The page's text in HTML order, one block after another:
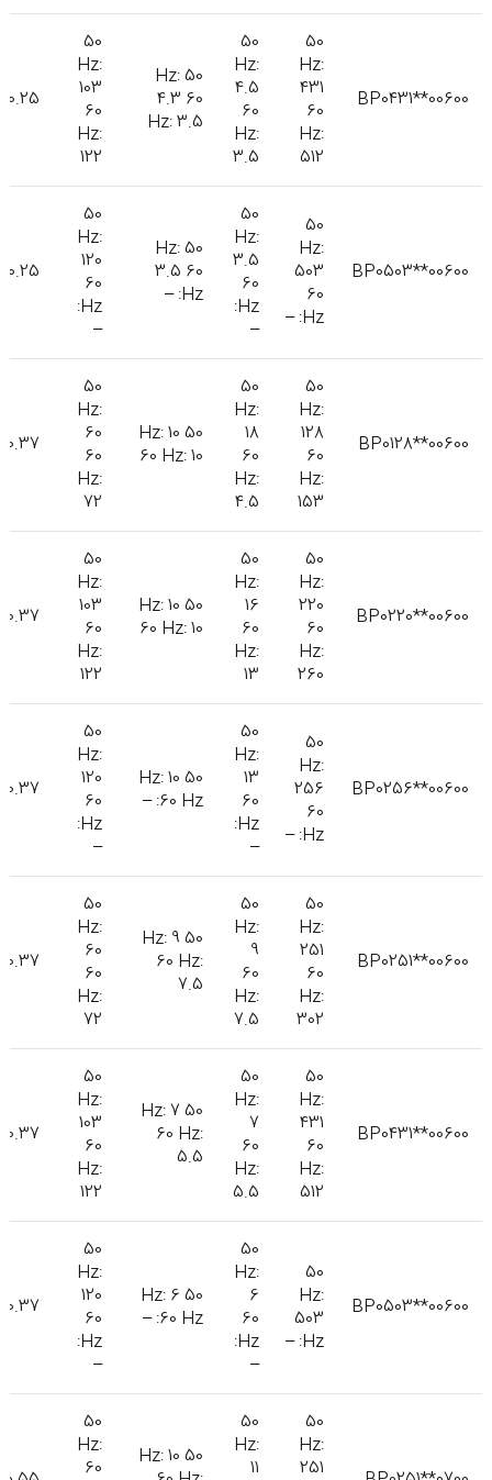
BP0431**00600
50
Hz:
431
60
Hz:
512
50
Hz:
4.5
60
Hz:
3.5
50 Hz:
4.3 60
Hz: 3.5
50
Hz:
103
60
Hz:
122
0.25
BP0503**00600
50
Hz:
503
60
Hz: –
50
Hz:
3.5
60
Hz:
–
50 Hz:
3.5 60
Hz: –
50
Hz:
120
60
Hz:
–
0.25
BP0128**00600
50
Hz:
128
60
Hz:
153
50
Hz:
18
60
Hz:
4.5
50 Hz: 10
60 Hz: 10
50
Hz:
60
60
Hz:
72
0.37
BP0220**00600
50
Hz:
220
60
Hz:
260
50
Hz:
16
60
Hz:
13
50 Hz: 10
60 Hz: 10
50
Hz:
103
60
Hz:
122
0.37
BP0256**00600
50
Hz:
256
60
Hz: –
50
Hz:
13
60
Hz:
–
50 Hz: 10
60 Hz: –
50
Hz:
120
60
Hz:
–
0.37
BP0251**00600
50
Hz:
251
60
Hz:
302
50
Hz:
9
60
Hz:
7.5
50 Hz: 9
60 Hz:
7.5
50
Hz:
60
60
Hz:
72
0.37
BP0431**00600
50
Hz:
431
60
Hz:
512
50
Hz:
7
60
Hz:
5.5
50 Hz: 7
60 Hz:
5.5
50
Hz:
103
60
Hz:
122
0.37
BP0503**00600
50
Hz:
503
Hz: –
50
Hz:
6
60
Hz:
–
50 Hz: 6
60 Hz: –
50
Hz:
120
60
Hz:
–
0.37
50
Hz:
251
50
Hz:
11
50 Hz: 10
50
Hz:
60